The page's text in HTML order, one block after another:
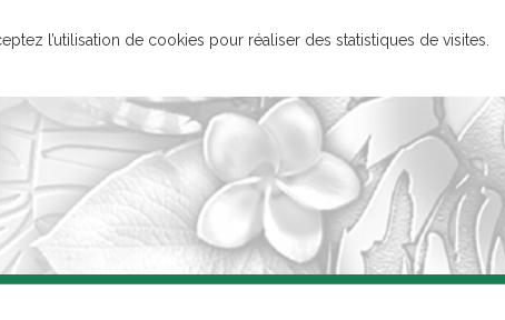
l’utilisation de cookies pour réaliser des statistiques de visites.